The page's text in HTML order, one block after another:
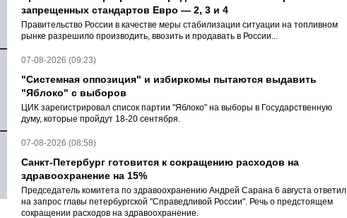
запрещенных стандартов Евро — 2, 3 и 4
Правительство России в качестве меры стабилизации ситуации на топливном
рынке разрешило производить, ввозить и продавать в России...
07-08-2026 (09:23)
"Системная оппозиция" и избиркомы пытаются выдавить
"Яблоко" с выборов
ЦИК зарегистрировал список партии "Яблоко" на выборы в Государственную
думу, которые пройдут 18-20 сентября.
07-08-2026 (08:58)
Санкт-Петербург готовится к сокращению расходов на
здравоохранение на 15%
Председатель комитета по здравоохранению Андрей Сарана 6 августа ответил
на запрос главы петербургской "Справедливой России". Речь о предстоящем
сокращении расходов на здравоохранение.